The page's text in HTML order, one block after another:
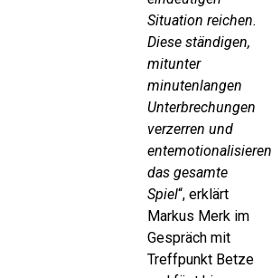
Situation reichen.
Diese ständigen,
mitunter
minutenlangen
Unterbrechungen
verzerren und
entemotionalisieren
das gesamte
Spiel“, erklärt
Markus Merk im
Gespräch mit
Treffpunkt Betze